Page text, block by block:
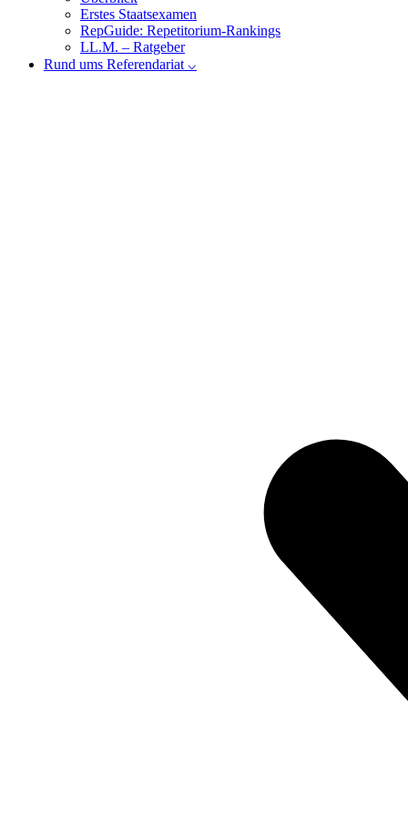
Erstes Staatsexamen
RepGuide: Repetitorium-Rankings
LL.M. – Ratgeber
Rund ums Referendariat ⌵